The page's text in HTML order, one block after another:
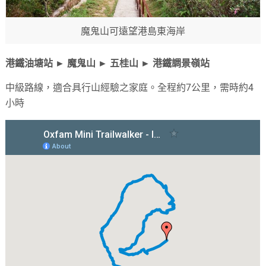
魔鬼山可遠望港島東海岸
港鐵油塘站 ► 魔鬼山 ► 五桂山 ► 港鐵調景嶺站
中級路線，適合具行山經驗之家庭。全程約7公里，需時約4
小時